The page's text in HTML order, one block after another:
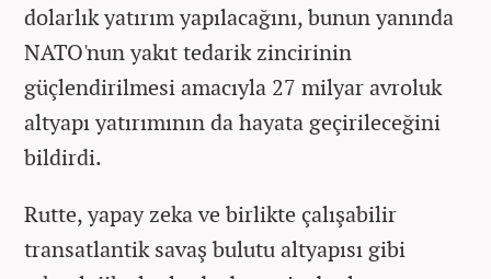
dolarlık yatırım yapılacağını, bunun yanında
NATO'nun yakıt tedarik zincirinin
güçlendirilmesi amacıyla 27 milyar avroluk
altyapı yatırımının da hayata geçirileceğini
bildirdi.
Rutte, yapay zeka ve birlikte çalışabilir
transatlantik savaş bulutu altyapısı gibi